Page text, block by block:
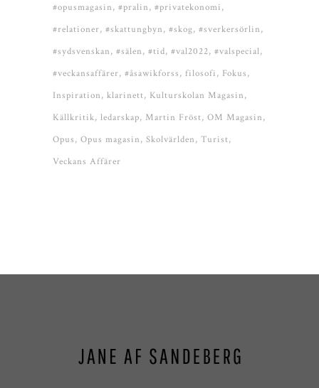
#opusmagasin #pralin #privatekonomi
#relationer #skattungbyn #skog #sverkersörlin
#sydsvenskan #sälen #tid #val2022 #valspecial
#veckansaffärer #åsawikforss filosofi
Fokus
Inspiration klarinett Kulturskolan Magasin
Källkritik ledarskap Martin Fröst OM Magasin
Opus Opus magasin Skolvärlden Turist
Veckans Affärer